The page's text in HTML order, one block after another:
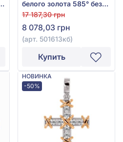
белого золота 585° без
вставки, арт. 501613кб
17 187,30 грн
8 078,03 грн
(арт. 501613кб)
Купить
НОВИНКА
-50%